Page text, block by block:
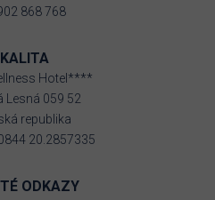
868 768
Hotel****
Lesná 059 52
republika
20.2857335
ODKAZY